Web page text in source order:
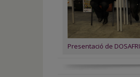
Presentació de